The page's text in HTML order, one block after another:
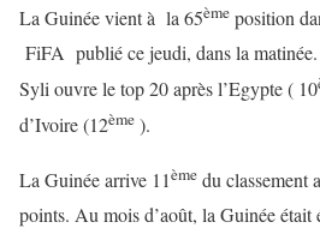
La Guinée vient à la 65ème position
FiFA publié ce jeudi, dans la
Syli ouvre le top 20 après l’Egypte ( 10
d’Ivoire (12ème ).
La Guinée arrive 11ème du classement
points. Au mois d’août, la Guinée était